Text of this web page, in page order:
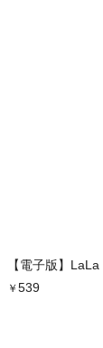
【電子版】
539